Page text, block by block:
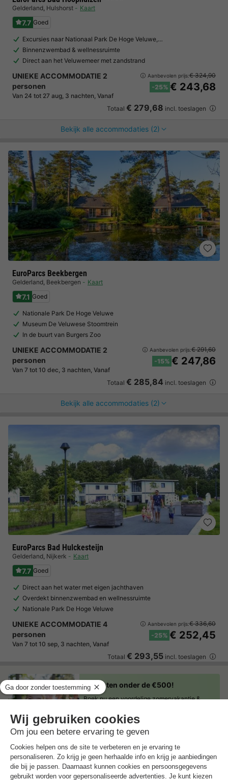
Gelderland, Hulshorst Kaart
7.7 Goed
Excursies naar Nationaal Park De Hoge Veluwe,…
Binnenzwembad & wellnessruimte
Direct aan het Veluwemeer met zandstrand
UNIEKE ACCOMMODATIE 2
personen
Van 24 tot 27 aug, 3 nachten, Vanaf
Aanbevolen prijs:€ 324,90
-25% € 243,68
Totaal € 279,68 incl. toeslagen
Bekijk alle accommodaties (2)
EuroParcs Beekbergen
Gelderland, Beekbergen Kaart
7.1 Goed
Nationale Park De Hoge Veluwe
Museum De Veluwese Stoomtrein
In de buurt van Burgers Zoo
UNIEKE ACCOMMODATIE 2
personen
Van 7 tot 10 dec, 3 nachten, Vanaf
Aanbevolen prijs:€ 291,60
-15% € 247,86
Totaal € 285,84 incl. toeslagen
Bekijk alle accommodaties (2)
EuroParcs Bad Hulckesteijn
Gelderland, Nijkerk Kaart
7.7 Goed
Direct aan het water met eigen jachthaven
Overdekt binnenzwembad en wellnessruimte
Nationale Park De Hoge Veluwe
UNIEKE ACCOMMODATIE 4
personen
Van 7 tot 10 sep, 3 nachten, Vanaf
Aanbevolen prijs:€ 336,60
-25% € 252,45
Totaal € 293,55 incl. toeslagen
7 nachten onder de €500!
Boek nu een voordelige zomervakantie &